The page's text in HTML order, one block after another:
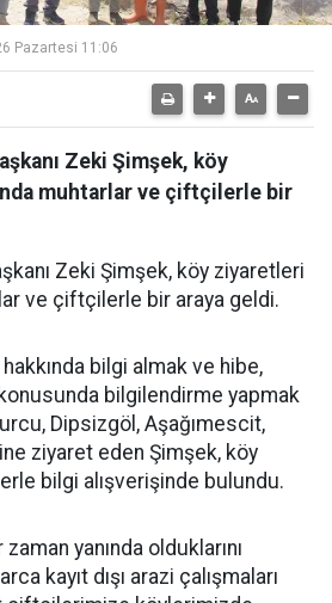
Pazartesi 11:06
Zeki Şimşek, köy
muhtarlar ve çiftçilerle bir
Zeki Şimşek, köy ziyaretleri
ve çiftçilerle bir araya geldi.
hakkında bilgi almak ve hibe,
bilgilendirme yapmak
Dipsizgöl, Aşağımescit,
ziyaret eden Şimşek, köy
bilgi alışverişinde bulundu.
yanında olduklarını
kayıt dışı arazi çalışmaları